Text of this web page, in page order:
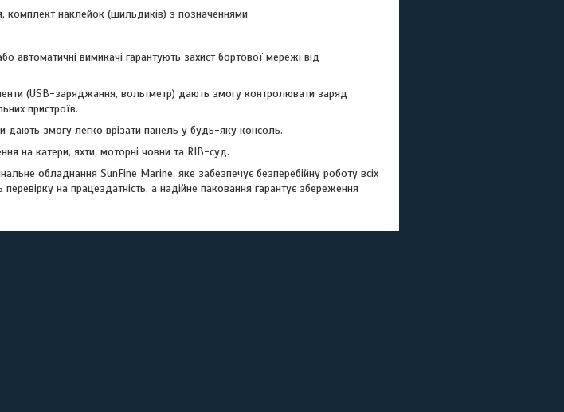
комплект наклейок (шильдиків) з позначеннями
автоматичні вимикачі гарантують захист бортової мережі від
(USB-заряджання, вольтметр) дають змогу контролювати заряд
пристроїв.
дають змогу легко врізати панель у будь-яку консоль.
на катери, яхти, моторні човни та RIB-суд.
обладнання SunFine Marine, яке забезпечує безперебійну роботу всіх
на працездатність, а надійне паковання гарантує збереження